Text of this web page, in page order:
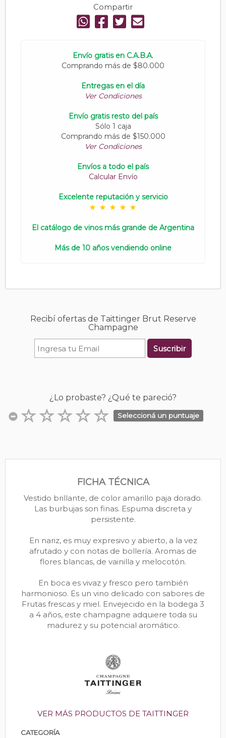
Compartir
Envío gratis en C.A.B.A.
Comprando más de $80.000
Entregas en el día
Ver Condiciones
Envío gratis resto del país
Sólo 1 caja
Comprando más de $150.000
Ver Condiciones
Envíos a todo el país
Calcular Envío
Excelente reputación y servicio
El catálogo de vinos más grande de Argentina
Más de 10 años vendiendo online
Recibí ofertas de Taittinger Brut Reserve
Champagne
Suscribir
¿Lo probaste? ¿Qué te pareció?
Seleccioná un puntuaje
FICHA TÉCNICA
Vestido brillante, de color amarillo paja dorado.
Las burbujas son finas. Espuma discreta y
persistente.
En nariz, es muy expresivo y abierto, a la vez
afrutado y con notas de bollería. Aromas de
flores blancas, de vainilla y melocotón.
En boca es vivaz y fresco pero también
harmonioso. Es un vino delicado con sabores de
Frutas frescas y miel. Envejecido en la bodega 3
a 4 años, este champagne adquiere toda su
madurez y su potencial aromático.
VER MÁS PRODUCTOS DE TAITTINGER
CATEGORÍA